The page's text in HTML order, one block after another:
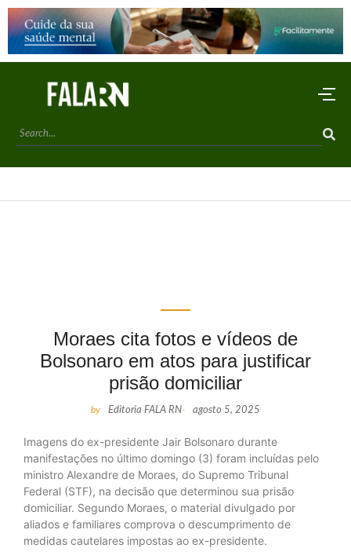
Moraes cita fotos e vídeos de
Bolsonaro em atos para justificar
prisão domiciliar
by Editoria FALA RN- agosto 5, 2025
Imagens do ex-presidente Jair Bolsonaro durante
manifestações no último domingo (3) foram incluídas pelo
ministro Alexandre de Moraes, do Supremo Tribunal
Federal (STF), na decisão que determinou sua prisão
domiciliar. Segundo Moraes, o material divulgado por
aliados e familiares comprova o descumprimento de
medidas cautelares impostas ao ex-presidente.